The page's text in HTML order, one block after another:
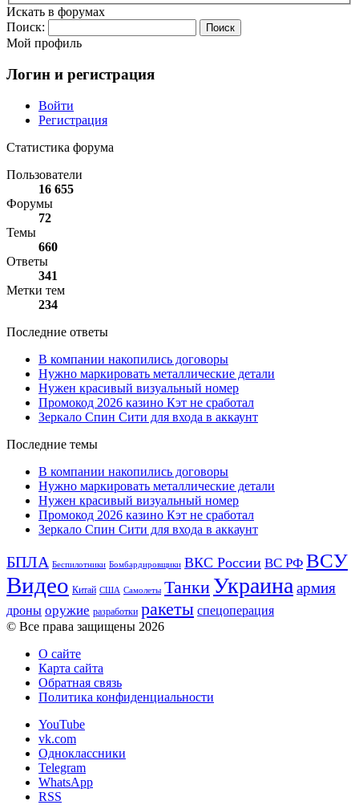
Искать в форумах
Поиск:
Мой профиль
Логин и регистрация
Войти
Регистрация
Статистика форума
Пользователи
16 655
Форумы
72
Темы
660
Ответы
341
Метки тем
234
Последние ответы
В компании накопились договоры
Нужно маркировать металлические детали
Нужен красивый визуальный номер
Промокод 2026 казино Кэт не сработал
Зеркало Спин Сити для входа в аккаунт
Последние темы
В компании накопились договоры
Нужно маркировать металлические детали
Нужен красивый визуальный номер
Промокод 2026 казино Кэт не сработал
Зеркало Спин Сити для входа в аккаунт
БПЛА Беспилотники Бомбардировщики ВКС России ВС РФ ВСУ
Видео Китай США Самолеты Танки Украина армия
дроны оружие разработки ракеты спецоперация
© Все права защищены 2026
О сайте
Карта сайта
Обратная связь
Политика конфиденциальности
YouTube
vk.com
Одноклассники
Telegram
WhatsApp
RSS